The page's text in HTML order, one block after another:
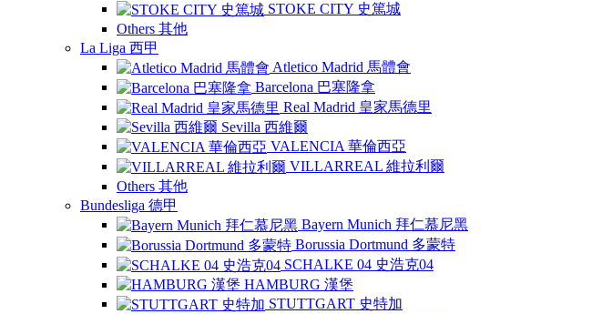
STOKE CITY 史篤城
Others 其他
La Liga 西甲
Atletico Madrid 馬體會
Barcelona 巴塞隆拿
Real Madrid 皇家馬德里
Sevilla 西維爾
VALENCIA 華倫西亞
VILLARREAL 維拉利爾
Others 其他
Bundesliga 德甲
Bayern Munich 拜仁慕尼黑
Borussia Dortmund 多蒙特
SCHALKE 04 史浩克04
HAMBURG 漢堡
STUTTGART 史特加